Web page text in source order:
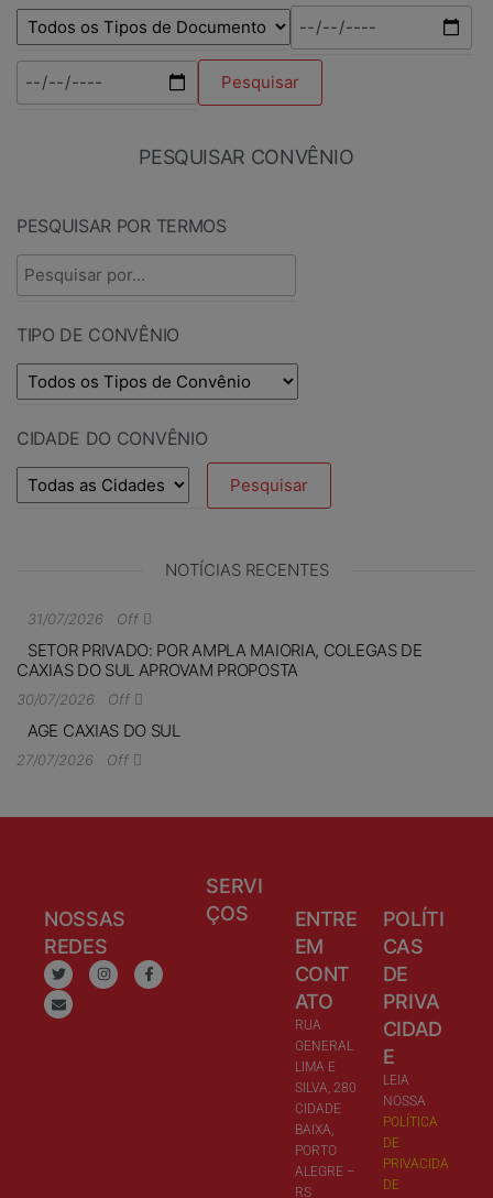
PESQUISAR CONVÊNIO
PESQUISAR POR TERMOS
TIPO DE CONVÊNIO
CIDADE DO CONVÊNIO
NOTÍCIAS RECENTES
31/07/2026 Off
SETOR PRIVADO: POR AMPLA MAIORIA, COLEGAS DE
CAXIAS DO SUL APROVAM PROPOSTA
30/07/2026 Off
AGE CAXIAS DO SUL
27/07/2026 Off
NOSSAS
REDES
SERVI
ÇOS
ENTRE
EM
CONT
ATO
RUA
GENERAL
LIMA E
SILVA, 280
CIDADE
BAIXA,
PORTO
ALEGRE –
RS
POLÍTI
CAS
DE
PRIVA
CIDAD
E
LEIA
NOSSA
POLÍTICA
DE
PRIVACIDA
DE